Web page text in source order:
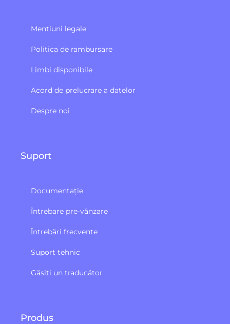
Mențiuni legale
Politica de rambursare
Limbi disponibile
Acord de prelucrare a datelor
Despre noi
Suport
Documentație
Întrebare pre-vânzare
Întrebări frecvente
Suport tehnic
Găsiți un traducător
Produs